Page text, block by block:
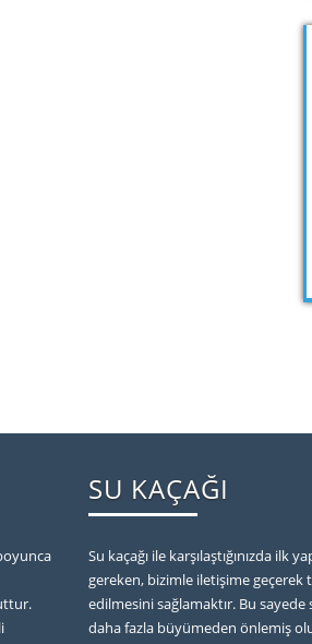
SU KAÇAĞI
Su kaçağı ile karşılaştığınızda ilk
gereken, bizimle iletişime geçerek
edilmesini sağlamaktır. Bu sayede
daha fazla büyümeden önlemiş